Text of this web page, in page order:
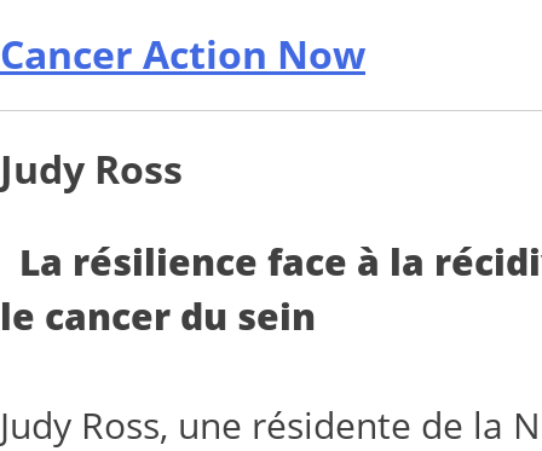
Cancer Action Now
Judy Ross
La résilience face à la
le cancer du sein
Judy Ross, une résidente de la